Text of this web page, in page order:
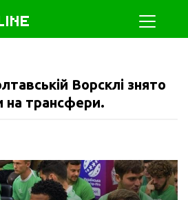
Ворсклі знято
на трансфери.